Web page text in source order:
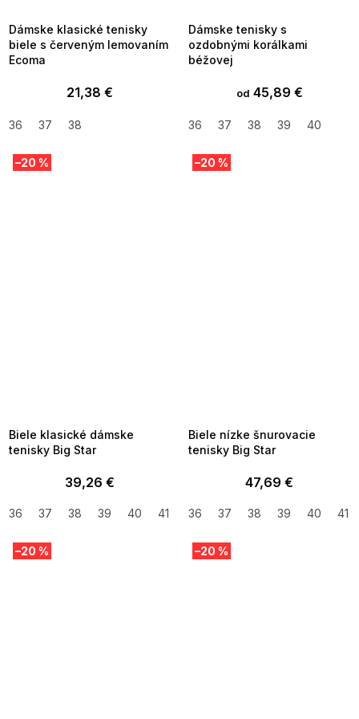
Dámske klasické tenisky
biele s červeným lemovaním
Ecoma
21,38 €
36 37 38
Dámske tenisky s
ozdobnými korálkami
béžovej
od 45,89 €
36 37 38 39 40
–20 %
Biele klasické dámske
tenisky Big Star
39,26 €
36 37 38 39 40 41
–20 %
Biele nízke šnurovacie
tenisky Big Star
47,69 €
36 37 38 39 40 41
–20 % –20 %